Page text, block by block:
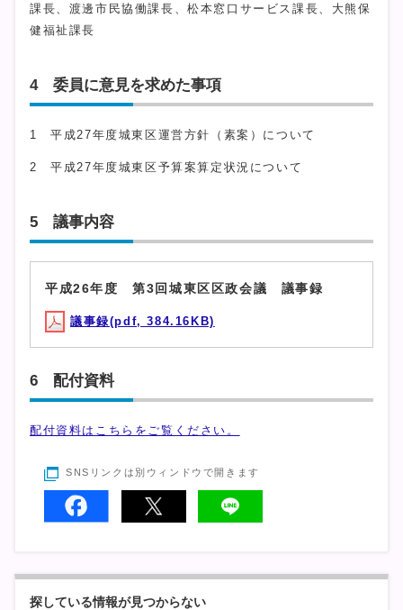
課長、渡邊市民協働課長、松本窓口サービス課長、大熊保
健福祉課長
4 委員に意見を求めた事項
1 平成27年度城東区運営方針（素案）について
2 平成27年度城東区予算案算定状況について
5 議事内容
平成26年度 第3回城東区区政会議 議事録
議事録(pdf, 384.16KB)
6 配付資料
配付資料はこちらをご覧ください。
SNSリンクは別ウィンドウで開きます
探している情報が見つからない